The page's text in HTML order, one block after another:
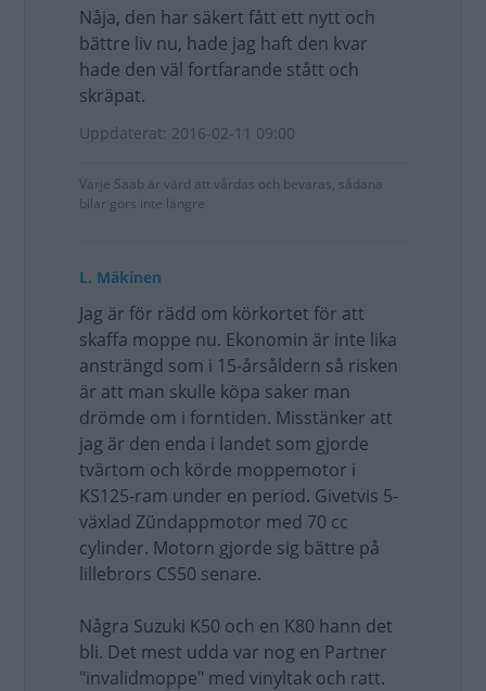
Nåja, den har säkert fått ett nytt och
bättre liv nu, hade jag haft den kvar
hade den väl fortfarande stått och
skräpat.
Uppdaterat: 2016-02-11 09:00
Varje Saab är värd att vårdas och bevaras, sådana
bilar görs inte längre
L. Mäkinen
Jag är för rädd om körkortet för att
skaffa moppe nu. Ekonomin är inte lika
ansträngd som i 15-årsåldern så risken
är att man skulle köpa saker man
drömde om i forntiden. Misstänker att
jag är den enda i landet som gjorde
tvärtom och körde moppemotor i
KS125-ram under en period. Givetvis 5-
växlad Zündappmotor med 70 cc
cylinder. Motorn gjorde sig bättre på
lillebrors CS50 senare.
Några Suzuki K50 och en K80 hann det
bli. Det mest udda var nog en Partner
"invalidmoppe" med vinyltak och ratt.